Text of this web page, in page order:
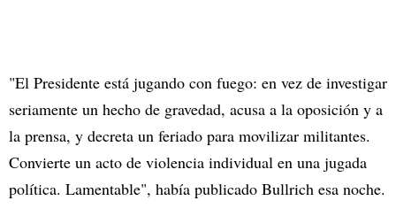
"El Presidente está jugando con fuego: en vez de investigar
seriamente un hecho de gravedad, acusa a la oposición y a
la prensa, y decreta un feriado para movilizar militantes.
Convierte un acto de violencia individual en una jugada
política. Lamentable", había publicado Bullrich esa noche.